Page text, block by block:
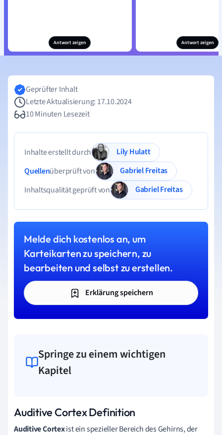
Antwort zeigen Antwort zeigen
Geprüfter Inhalt
Letzte Aktualisierung: 17.10.2024
10 Minuten Lesezeit
Inhalte erstellt durch
Lily Hulatt
Quellenüberprüft von
Gabriel Freitas
Inhaltsqualität geprüft von
Gabriel Freitas
Melde dich kostenlos an, um
Karteikarten zu speichern, zu
bearbeiten und selbst zu erstellen.
Erklärung speichern
Springe zu einem wichtigen
Kapitel
Auditive Cortex Definition
Auditive Cortexist ein spezieller Bereich des Gehirns, der